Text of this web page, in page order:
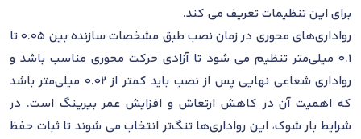
برای این تنظیمات تعریف می کند.
رواداری‌های محوری در زمان نصب طبق مشخصات سازنده بین 0.05 تا
0.1 میلی‌متر تنظیم می شود تا آزادی حرکت محوری مناسب باشد و
رواداری شعاعی نهایی پس از نصب باید کمتر از 0.02 میلی‌متر باشد
که اهمیت آن در کاهش ارتعاش و افزایش عمر بیرینگ است. در
شرایط بار شوک، این رواداری‌ها تنگ‌تر انتخاب می شوند تا ثبات حفظ